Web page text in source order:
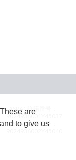
JASRAC許諾番号：
9024936001Y45037
JASRAC許諾番号：
are
to give us